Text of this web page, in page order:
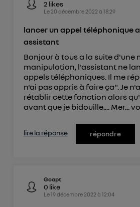
2 likes
Le 20 décembre 2022 à 18:29
lancer un appel téléphonique
assistant
Bonjour à tous a la suite d'une
manipulation, l'assistant ne
appels téléphoniques. Il me
n'ai pas appris à faire ça". Je
rétablir cette fonction alors
avant que je bidouille.... Mer...
lire la réponse répondre
Gcapt
0 like
Le19 décembre 2022 à 12:04